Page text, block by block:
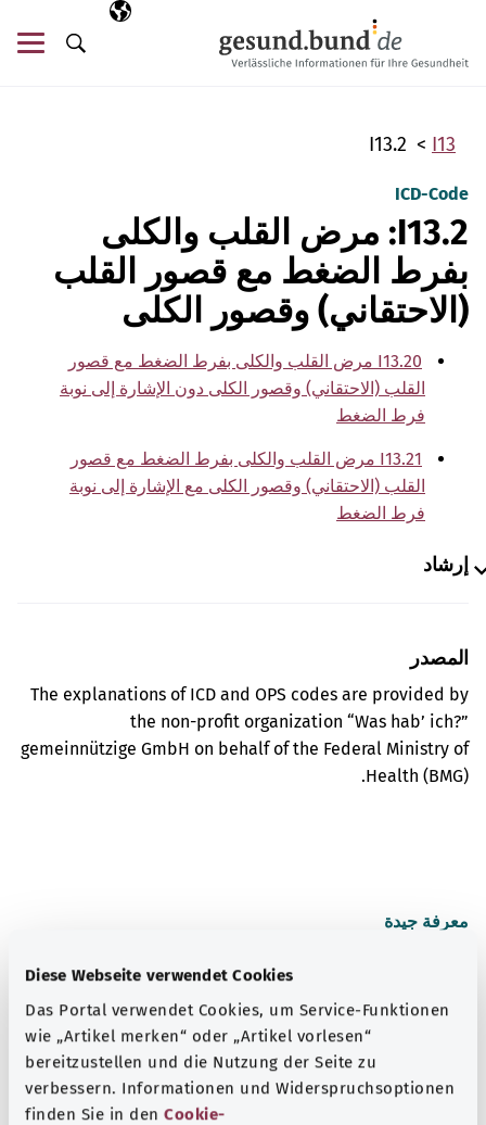
Diese Webseite verwendet Cookies
Das Portal verwendet Cookies, um Service-Funktionen
wie „Artikel merken“ oder „Artikel vorlesen“
bereitzustellen und die Nutzung der Seite zu
verbessern. Informationen und Widerspruchsoptionen
finden Sie in den Cookie-
اللغة المختارة
AR
البحث
I13
I13.2
ICD-Code
I13.2: مرض القلب والكلى
بفرط الضغط مع قصور القلب
(الاحتقاني) وقصور الكلى
I13.20 مرض القلب والكلى بفرط الضغط مع قصور
القلب (الاحتقاني) وقصور الكلى دون الإشارة إلى نوبة
فرط الضغط
I13.21 مرض القلب والكلى بفرط الضغط مع قصور
القلب (الاحتقاني) وقصور الكلى مع الإشارة إلى نوبة
فرط الضغط
إرشاد
المصدر
The explanations of ICD and OPS codes are provided by
the non-profit organization “Was hab’ ich?”
gemeinnützige GmbH on behalf of the Federal Ministry of
Health (BMG).
معرفة جيدة
المزيد من المقالات